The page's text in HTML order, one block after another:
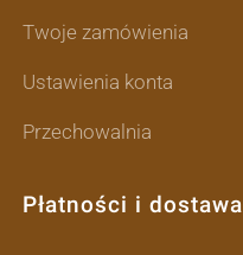
Twoje zamówienia
Ustawienia konta
Przechowalnia
Płatności i dostawa